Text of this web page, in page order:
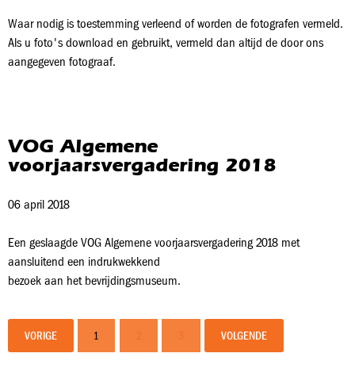
Waar nodig is toestemming verleend of worden de fotografen vermeld.
Als u foto's download en gebruikt, vermeld dan altijd de door ons
aangegeven fotograaf.
VOG Algemene
voorjaarsvergadering 2018
06 april 2018
Een geslaagde VOG Algemene voorjaarsvergadering 2018 met
aansluitend een indrukwekkend
bezoek aan het bevrijdingsmuseum.
VORIGE 1 2 3 VOLGENDE